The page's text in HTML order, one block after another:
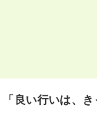
良い行いは、